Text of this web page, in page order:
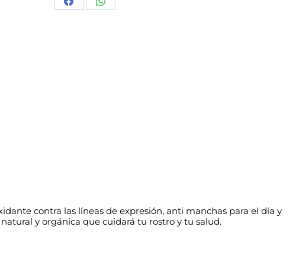
SPF15Share Share
contra las líneas de expresión, anti manchas para el día y
y orgánica que cuidará tu rostro y tu salud.